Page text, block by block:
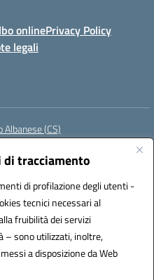
tracciamento
di profilazione degli utenti -
tecnici necessari al
fruibilità dei servizi
– sono utilizzati, inoltre,
a disposizione da Web
onlinePrivacy Policy
legali
(CS)
(IPA): istsc_csic878003